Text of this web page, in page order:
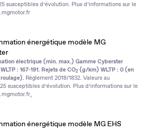
susceptibles d’évolution. Plus d’informations sur le
énergétique modèle MG
électrique (min. max.) Gamme Cyberster
: 167‑191. Rejets de CO2 (g/km) WLTP : 0 (en
Règlement 2018/1832. Valeurs au
susceptibles d’évolution. Plus d’informations sur le
.
énergétique modèle MG EHS